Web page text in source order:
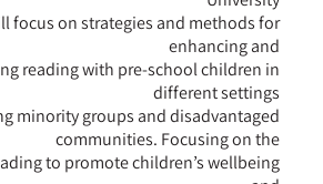
focus on strategies and methods for
enhancing and
reading with pre-school children in
different settings
minority groups and disadvantaged
communities. Focusing on the
to promote children’s wellbeing